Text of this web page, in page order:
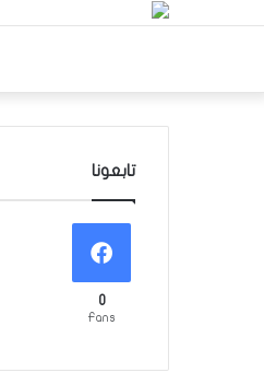
تابعونا
0
Fans